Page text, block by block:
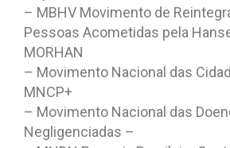
– MBHV Movimento de
Pessoas Acometidas pela
MORHAN
– Movimento Nacional das
MNCP+
– Movimento Nacional das
Negligenciadas –